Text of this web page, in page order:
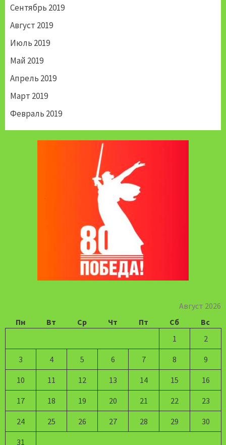
Сентябрь 2019
Август 2019
Июль 2019
Май 2019
Апрель 2019
Март 2019
Февраль 2019
Август 2026
Пн
Вт Ср Чт Пт Сб
Вс
1
2
3 4 5 6 7 8 9
10 11 12 13 14 15 16
17 18 19 20 21 22 23
24 25 26 27 28 29 30
31